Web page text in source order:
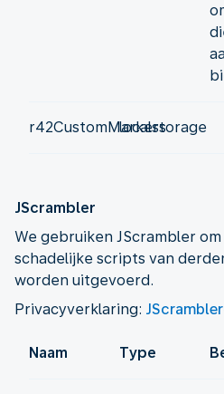
r42CustomMarkers
localstorage
JScrambler
We gebruiken JScrambler
schadelijke scripts van
worden uitgevoerd.
Privacyverklaring:
Naam Type